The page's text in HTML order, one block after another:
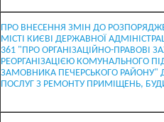
ПРО ВНЕСЕННЯ ЗМІН ДО
МІСТІ КИЄВІ ДЕРЖАВНОЇ
361 "ПРО ОРГАНІЗАЦІЙНО-ПРАВОВІ
РЕОРГАНІЗАЦІЄЮ КОМУНАЛЬНОГО
ЗАМОВНИКА ПЕЧЕРСЬКОГО
ПОСЛУГ З РЕМОНТУ ПРИМІЩЕНЬ,